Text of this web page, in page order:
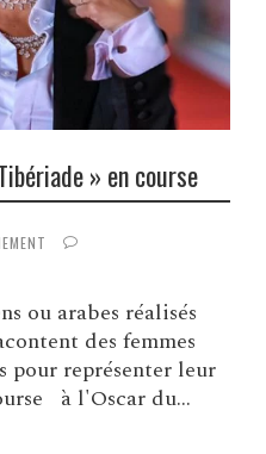
» en course
ou arabes réalisés
des femmes
pour représenter leur
à l'Oscar du...